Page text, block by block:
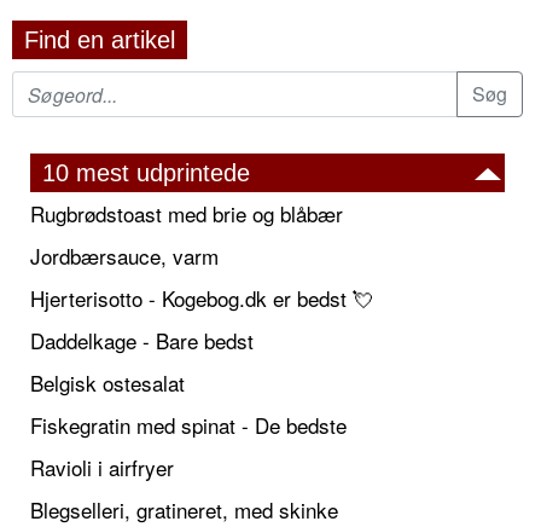
Find en artikel
10 mest udprintede
Rugbrødstoast med brie og blåbær
Jordbærsauce, varm
Hjerterisotto - Kogebog.dk er bedst 💘
Daddelkage - Bare bedst
Belgisk ostesalat
Fiskegratin med spinat - De bedste
Ravioli i airfryer
Blegselleri, gratineret, med skinke